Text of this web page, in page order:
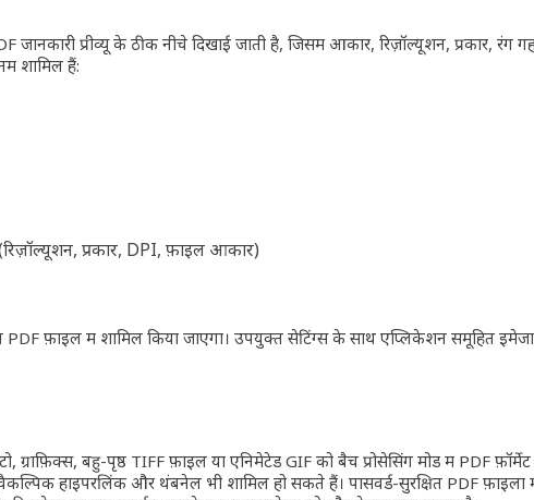
जानकारी प्रीव्यू के ठीक नीचे दिखाई जाती है, जिसमें आकार, रिज़ॉल्यूशन,
शामिल हैं:
प्रकार, DPI, फ़ाइल आकार)
PDF फ़ाइल में शामिल किया जाएगा। उपयुक्त सेटिंग्स के साथ एप्लिकेशन समूहित
बहु-पृष्ठ TIFF फ़ाइलें या एनिमेटेड GIF को बैच प्रोसेसिंग मोड में PDF
हाइपरलिंक और थंबनेल भी शामिल हो सकते हैं। पासवर्ड-सुरक्षित PDF